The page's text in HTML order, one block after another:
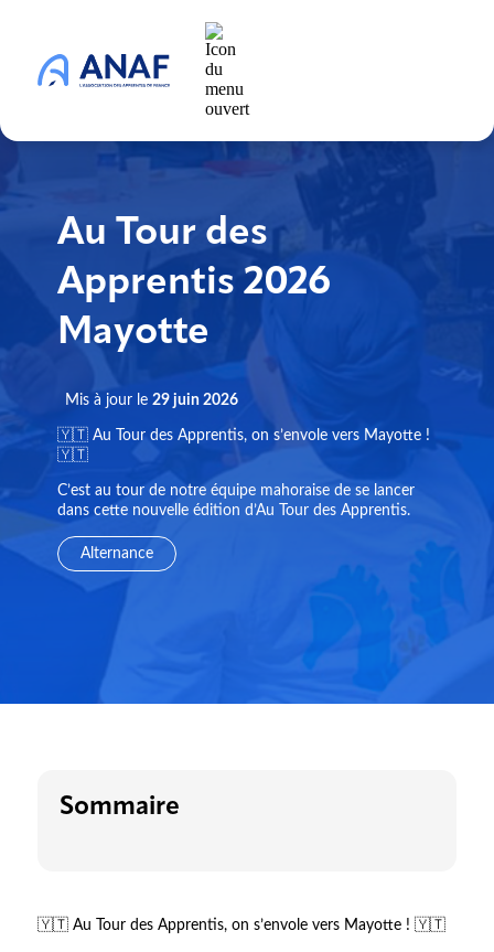
Au Tour des
Apprentis 2026
Mayotte
Mis à jour le 29 juin 2026
🇾🇹 Au Tour des Apprentis, on s’envole vers Mayotte !
🇾🇹
C’est au tour de notre équipe mahoraise de se lancer
dans cette nouvelle édition d’Au Tour des Apprentis.
Alternance
Sommaire
🇾🇹 Au Tour des Apprentis, on s’envole vers Mayotte ! 🇾🇹